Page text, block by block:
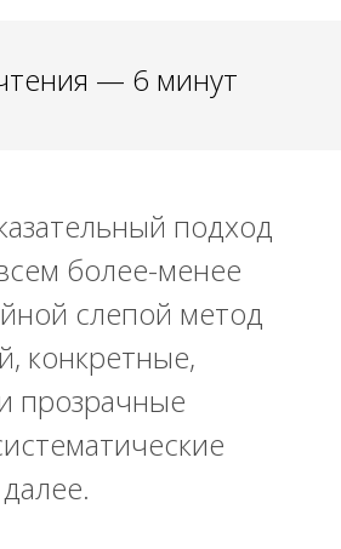
— 6 минут
подход
более-менее
слепой метод
конкретные,
прозрачные